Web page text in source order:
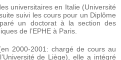
universitaires en Italie (Université
suivi les cours pour un Diplôme
un doctorat à la section des
de l’EPHE à Paris.
2000-2001: chargé de cours au
de Liège), elle a intégré